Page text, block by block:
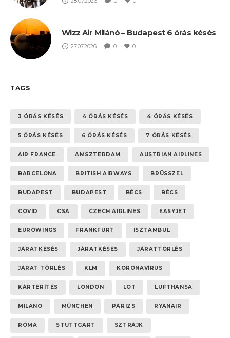
Wizz Air Milánó – Budapest 6 órás késés
27.07.2026 0 0
TAGS
3 ÓRÁS KÉSÉS 4 ÓRÁS KÉSÉS 4 ÓRÁS KÉSÉS
5 ÓRÁS KÉSÉS 6 ÓRÁS KÉSÉS 7 ÓRÁS KÉSÉS
AIR FRANCE AMSZTERDAM AUSTRIAN AIRLINES
BARCELONA BRITISH AIRWAYS BRÜSSZEL
BUDAPEST BUDAPEST BÉCS BÉCS
COVID CSA CZECH AIRLINES EASYJET
EUROWINGS FRANKFURT ISZTAMBUL
JÁRATKÉSÉS JÁRATKÉSÉS JÁRATTÖRLÉS
JÁRAT TÖRLÉS KLM KORONAVÍRUS
KÁRTÉRÍTÉS LONDON LOT LUFTHANSA
MILANO MÜNCHEN PÁRIZS RYANAIR
RÓMA STUTTGART SZTRÁJK